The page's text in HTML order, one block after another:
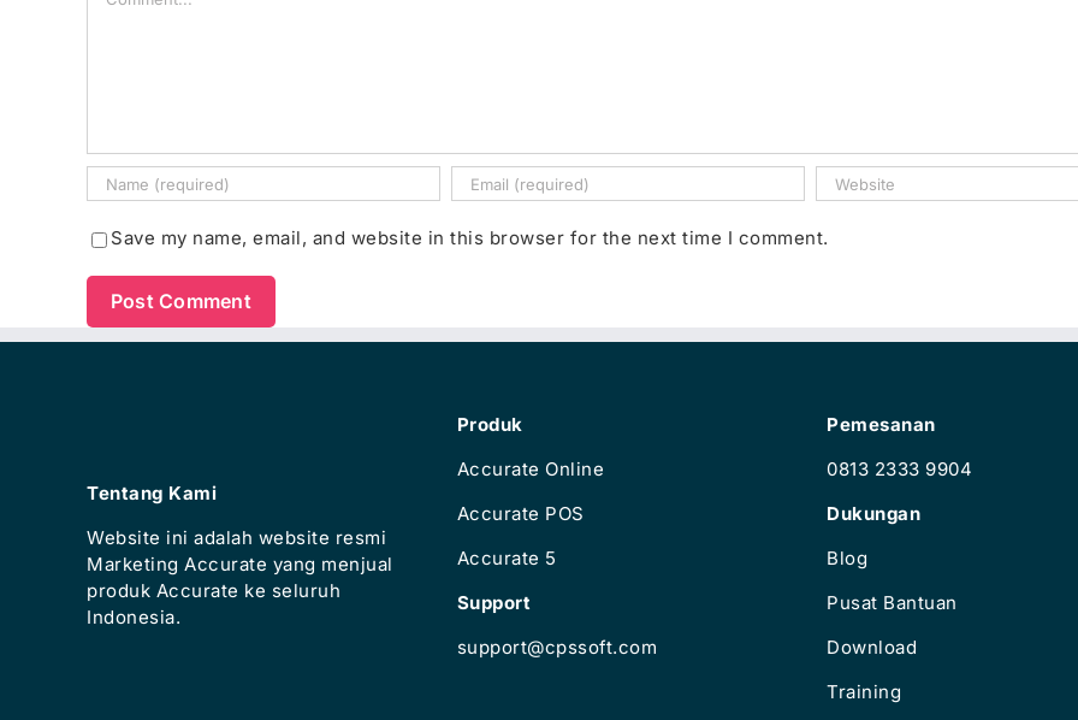
Save my name, email, and website in this browser for the next time I comment.
Tentang Kami
Website ini adalah website resmi
Marketing Accurate yang menjual
produk Accurate ke seluruh
Indonesia.
Produk
Accurate Online
Accurate POS
Accurate 5
Support
support@cpssoft.com
Pemesanan
0813 2333 9904
Dukungan
Blog
Pusat Bantuan
Download
Training